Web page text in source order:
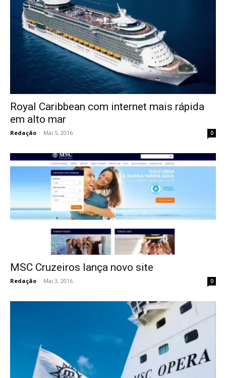
Royal Caribbean com internet mais rápida
em alto mar
Redação - Mai 5, 2016 0
MSC Cruzeiros lança novo site
Redação - Mai 3, 2016 0